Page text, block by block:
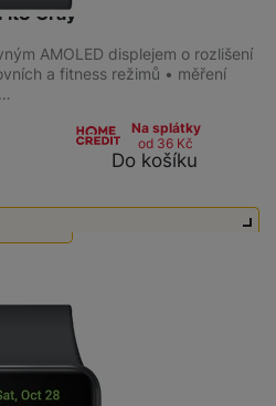
Gray
AMOLED displejem o rozlišení
a fitness režimů • měření
Na splátky
od 36 Kč
Do košíku